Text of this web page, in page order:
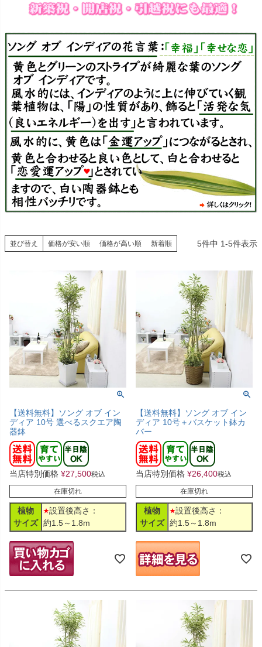
並び替え 価格が安い順 価格が高い順 新着順 5件中 1-5件表示
【送料無料】ソング オブ イン
ディア 10号 選べるスクエア陶
器鉢
当店特別価格 ¥27,500税込
在庫切れ
植物
サイズ
設置後高さ：
約1.5～1.8m
【送料無料】ソング オブ イン
ディア 10号＋バスケット鉢カ
バー
当店特別価格 ¥26,400税込
在庫切れ
植物
サイズ
設置後高さ：
約1.5～1.8m